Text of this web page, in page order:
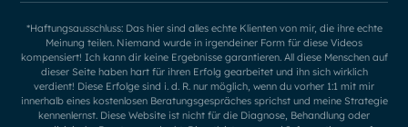
*Haftungsausschluss: Das hier sind alles echte Klienten von mir, die ihre echte
Meinung teilen. Niemand wurde in irgendeiner Form für diese Videos
kompensiert! Ich kann dir keine Ergebnisse garantieren. All diese Menschen auf
dieser Seite haben hart für ihren Erfolg gearbeitet und ihn sich wirklich
verdient! Diese Erfolge sind i. d. R. nur möglich, wenn du vorher 1:1 mit mir
innerhalb eines kostenlosen Beratungsgespräches sprichst und meine Strategie
kennenlernst. Diese Website ist nicht für die Diagnose, Behandlung oder